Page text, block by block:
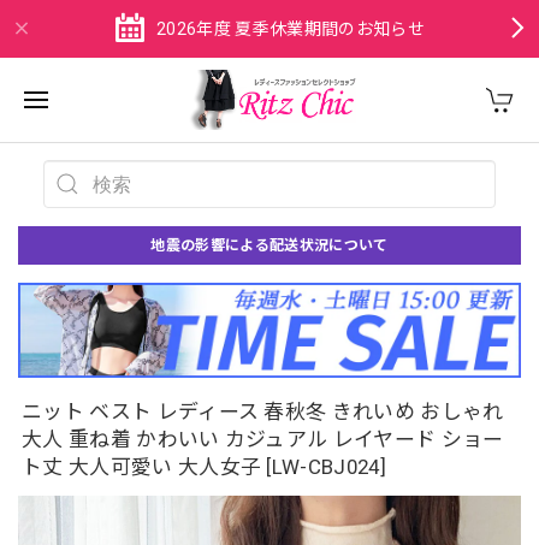
2026年度 夏季休業期間のお知らせ
地震の影響による配送状況について
ニット ベスト レディース 春秋冬 きれいめ おしゃれ
大人 重ね着 かわいい カジュアル レイヤード ショー
ト丈 大人可愛い 大人女子 [LW-CBJ024]